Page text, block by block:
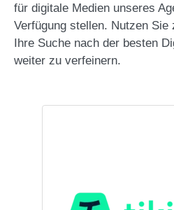
für digitale Medien unseres
Verfügung stellen. Nutzen Sie
Ihre Suche nach der besten
weiter zu verfeinern.